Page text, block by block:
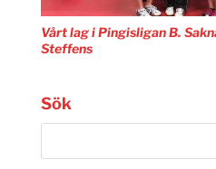
Vårt lag i Pingisligan B.
Steffens
Sök